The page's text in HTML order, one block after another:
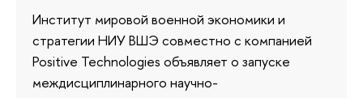
Институт мировой военной экономики и
стратегии НИУ ВШЭ совместно с компанией
Positive Technologies объявляет о запуске
междисциплинарного научно-